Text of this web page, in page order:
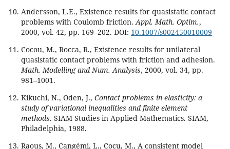
Andersson, L.E., Existence results for quasistatic contact
problems with Coulomb friction.Appl. Math. Optim.,
2000, vol. 42, pp. 169–202. DOI: 10.1007/s002450010009
Cocou, M., Rocca, R., Existence results for unilateral
quasistatic contact problems with friction and adhesion.
Math. Modelling and Num. Analysis, 2000, vol. 34, pp.
981–1001.
Kikuchi, N., Oden, J., Contact problems in elasticity: a
study of variational inequalities and finite element
methods. SIAM Studies in Applied Mathematics. SIAM,
Philadelphia, 1988.
Raous, M., Cangémi, L., Cocu, M., A consistent model